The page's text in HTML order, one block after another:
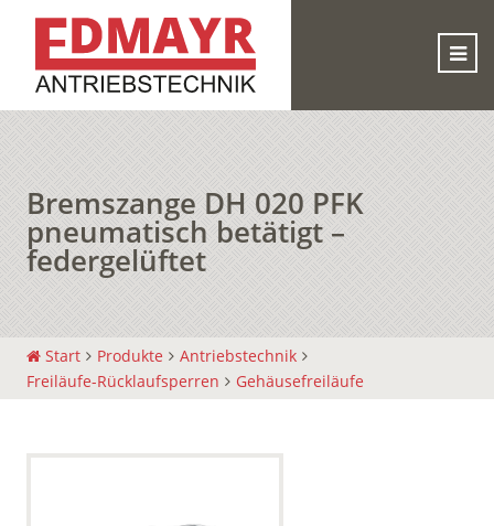
Bremszange DH 020 PFK
pneumatisch betätigt –
federgelüftet
Start Produkte
Antriebstechnik
Freiläufe-Rücklaufsperren
Gehäusefreiläufe